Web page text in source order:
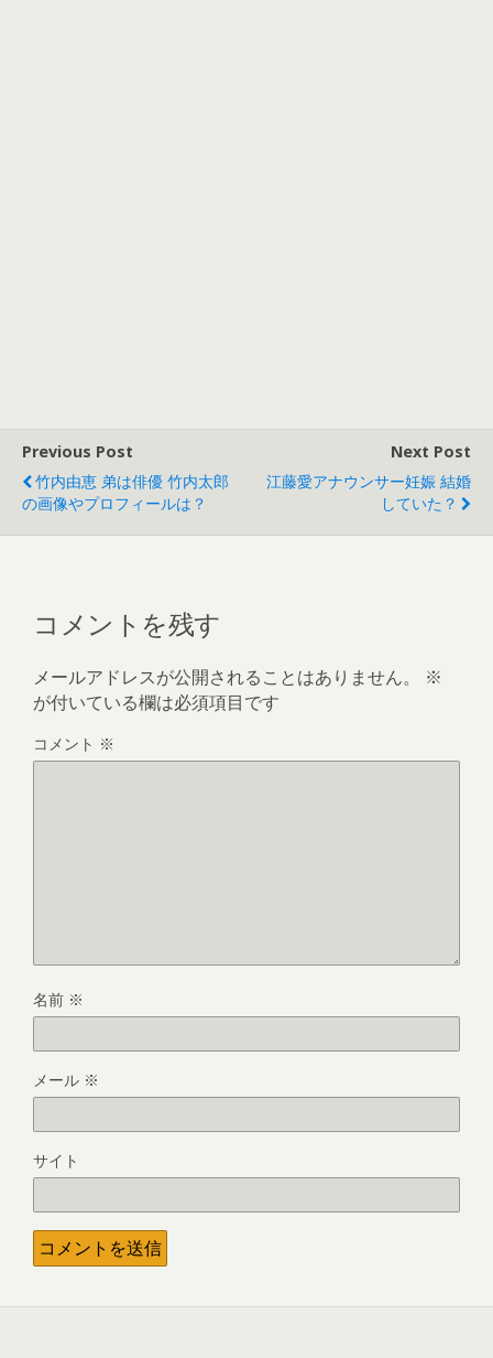
Previous Post
竹内由恵 弟は俳優 竹内太郎
の画像やプロフィールは？
Next Post
江藤愛アナウンサー妊娠 結婚
していた？
コメントを残す
メールアドレスが公開されることはありません。
※
が付いている欄は必須項目です
コメント ※
名前 ※
メール ※
サイト